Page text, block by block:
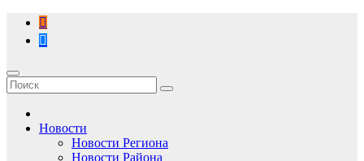
Перейти
содержимому
Новости
Новости Региона
Новости Района